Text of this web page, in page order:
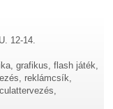
12-14.
grafikus, flash játék,
reklámcsík,